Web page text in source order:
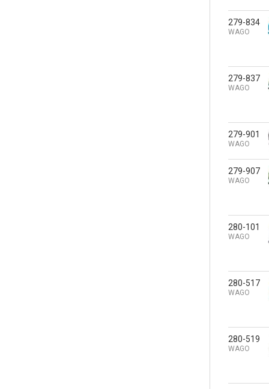
279-834
WAGO
279-837
WAGO
279-901
WAGO
279-907
WAGO
280-101
WAGO
280-517
WAGO
280-519
WAGO